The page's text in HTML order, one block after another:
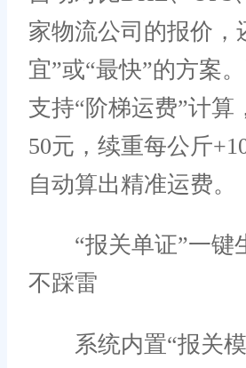
家物流公司的报价，
宜”或“最快”的方案
支持“阶梯运费”计算
50元，续重每公斤
自动算出精准运费。
“报关单证”一键
不踩雷
系统内置“报关模